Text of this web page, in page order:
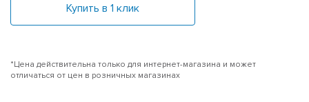
Купить в 1 клик
*Цена действительна только для интернет-магазина и может
отличаться от цен в розничных магазинах